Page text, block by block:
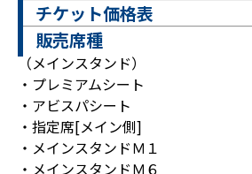
チケット価格表
販売席種
（メインスタンド）
・プレミアムシート
・アビスパシート
・指定席[メイン側]
・メインスタンドＭ１
・メインスタンドＭ６